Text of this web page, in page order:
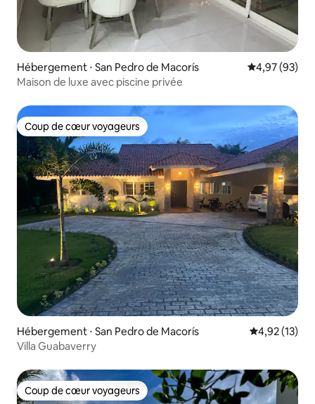
Hébergement ⋅ San Pedro de Macorís Évaluation
4,97 (93)
Maison de luxe avec piscine privée
Coup de cœur voyageurs
Coup de cœur voyageurs
Hébergement ⋅ San Pedro de Macorís Évaluation
4,92 (13)
Villa Guabaverry
Coup de cœur voyageurs
Coup de cœur voyageurs